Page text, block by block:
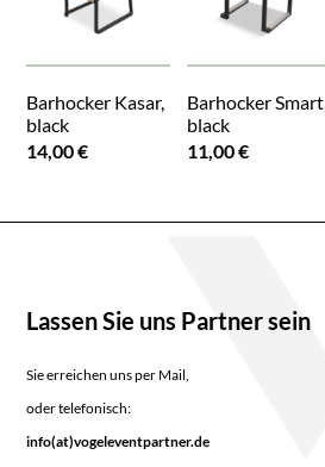
Barhocker Kasar,
black
14,00 €
Barhocker Smart,
black
11,00 €
Lassen Sie uns Partner sein
Sie erreichen uns per Mail,
oder telefonisch:
info(at)vogeleventpartner.de